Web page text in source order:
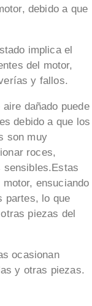
debido a que
implica el
del motor,
y fallos.
dañado puede
debido a que los
son muy
roces,
sensibles.Estas
ensuciando
partes, lo que
piezas del
ocasionan
y otras piezas.